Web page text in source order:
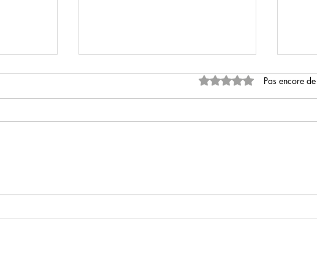
Noté 0 étoile sur 5.
Pas encore